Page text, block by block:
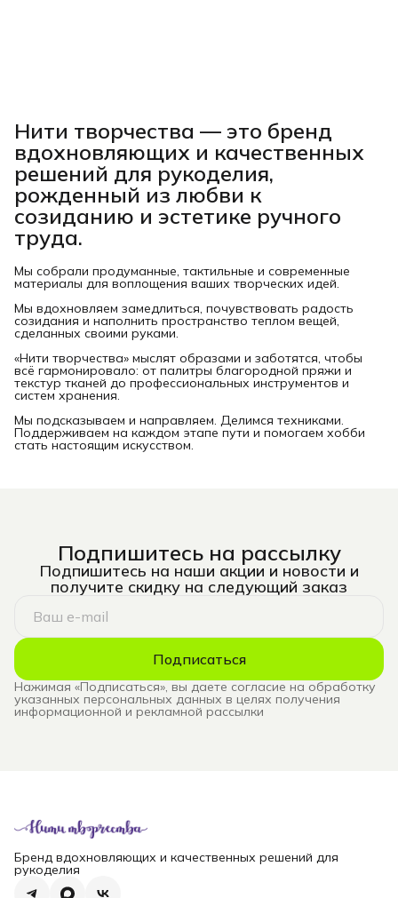
Нити творчества — это бренд
вдохновляющих и качественных
решений для рукоделия,
рожденный из любви к
созиданию и эстетике ручного
труда.
Мы собрали продуманные, тактильные и современные
материалы для воплощения ваших творческих идей.
Мы вдохновляем замедлиться, почувствовать радость
созидания и наполнить пространство теплом вещей,
сделанных своими руками.
«Нити творчества» мыслят образами и заботятся, чтобы
всё гармонировало: от палитры благородной пряжи и
текстур тканей до профессиональных инструментов и
систем хранения.
Мы подсказываем и направляем. Делимся техниками.
Поддерживаем на каждом этапе пути и помогаем хобби
стать настоящим искусством.
Подпишитесь на рассылку
Подпишитесь на наши акции и новости и
получите скидку на следующий заказ
Подписаться
Нажимая «Подписаться», вы даете согласие на обработку
указанных персональных данных в целях получения
информационной и рекламной рассылки
Бренд вдохновляющих и качественных решений для
рукоделия